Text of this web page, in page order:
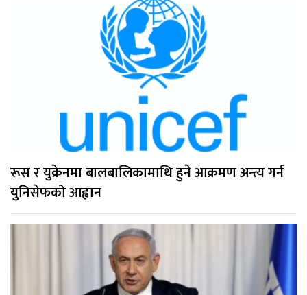
रूस र युक्रेनमा बालबालिकामाथि हुने आक्रमण अन्त्य गर्न
युनिसेफको आह्वान